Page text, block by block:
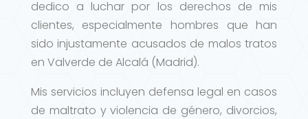
dedico a luchar por los derechos de mis
clientes, especialmente hombres que han
sido injustamente acusados de malos tratos
en Valverde de Alcalá (Madrid).
Mis servicios incluyen defensa legal en casos
de maltrato y violencia de género, divorcios,